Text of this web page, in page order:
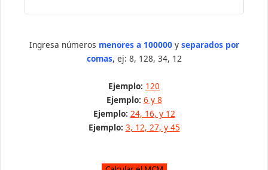
Ingresa números menores a 100000y separados por
comas, ej: 8, 128, 34, 12
Ejemplo: 120
Ejemplo: 6 y 8
Ejemplo: 24, 16, y 12
Ejemplo: 3, 12, 27, y 45